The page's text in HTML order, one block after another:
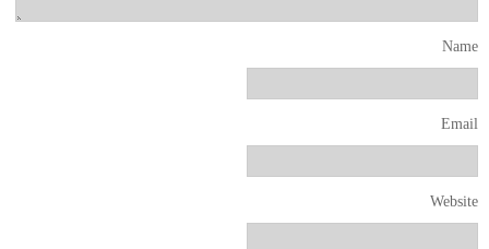
Name
Email
Website